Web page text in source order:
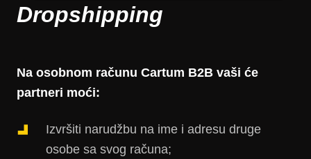
Dropshipping
Na osobnom računu Cartum B2B vaši će
partneri moći:
Izvršiti narudžbu na ime i adresu druge
osobe sa svog računa;